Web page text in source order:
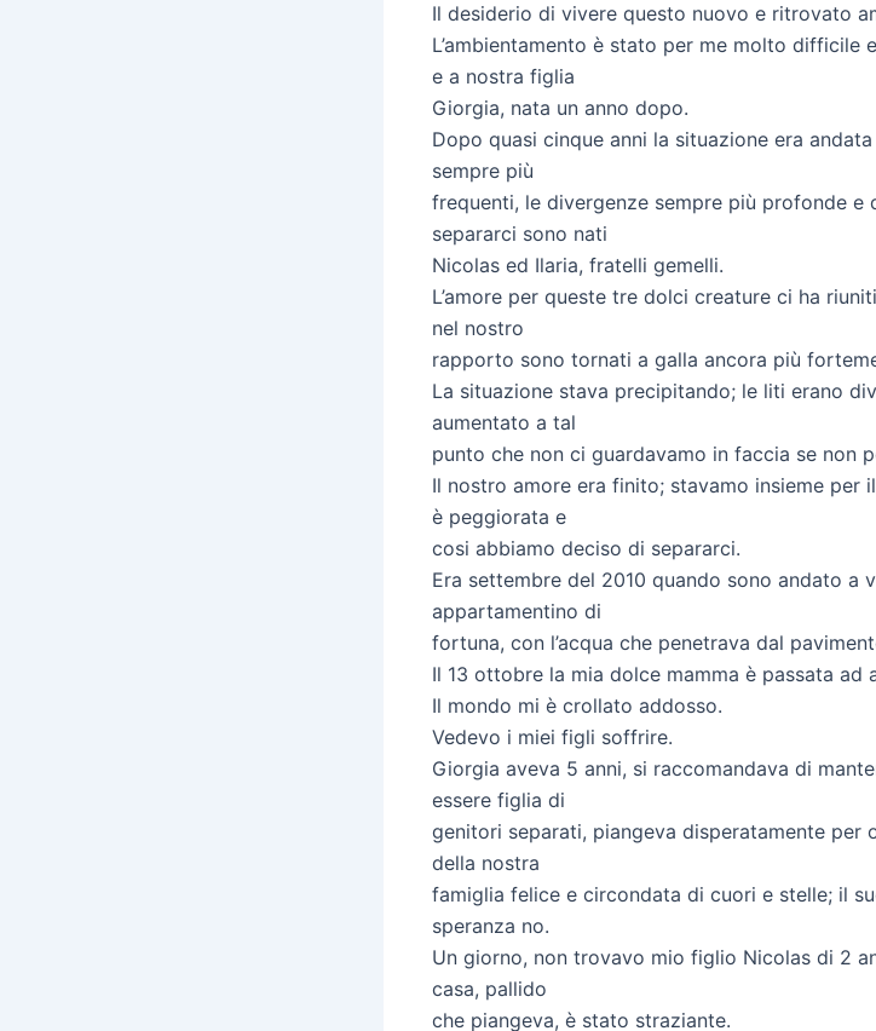
Il desiderio di vivere questo nuovo e ritrovato
L’ambientamento è stato per me molto difficile
e a nostra figlia
Giorgia, nata un anno dopo.
Dopo quasi cinque anni la situazione era
sempre più
frequenti, le divergenze sempre più profonde e
separarci sono nati
Nicolas ed Ilaria, fratelli gemelli.
L’amore per queste tre dolci creature ci ha
nel nostro
rapporto sono tornati a galla ancora più
La situazione stava precipitando; le liti erano
aumentato a tal
punto che non ci guardavamo in faccia se non
Il nostro amore era finito; stavamo insieme per
è peggiorata e
cosi abbiamo deciso di separarci.
Era settembre del 2010 quando sono andato a
appartamentino di
fortuna, con l’acqua che penetrava dal
Il 13 ottobre la mia dolce mamma è passata ad
Il mondo mi è crollato addosso.
Vedevo i miei figli soffrire.
Giorgia aveva 5 anni, si raccomandava di
essere figlia di
genitori separati, piangeva disperatamente per
della nostra
famiglia felice e circondata di cuori e stelle; il
speranza no.
Un giorno, non trovavo mio figlio Nicolas di 2
casa, pallido
che piangeva, è stato straziante.